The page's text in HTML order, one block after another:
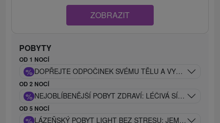
ZOBRAZIT
POBYTY
OD 1 NOCÍ
% DOPŘEJTE ODPOČINEK SVÉMU TĚLU A VYČISTĚTE SI
OD 2 NOCÍ
% NEJOBLÍBENĚJŠÍ POBYT ZDRAVÍ: LÉČIVÁ SÍLA
OD 5 NOCÍ
% LÁZEŇSKÝ POBYT LIGHT BEZ STRESU: JEMNÝ